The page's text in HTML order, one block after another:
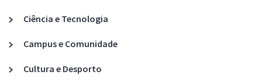
Ciência e Tecnologia
Campus e Comunidade
Cultura e Desporto